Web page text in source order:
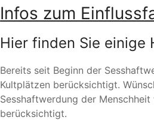
Infos zum
Hier finden Sie einige
Bereits seit Beginn der
Kultplätzen berücksichtigt.
Sesshaftwerdung der
berücksichtigt.